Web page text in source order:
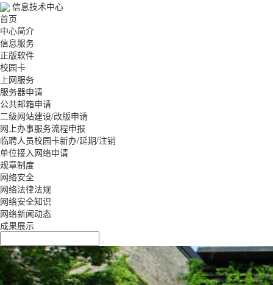
信息技术中心
首页
中心简介
信息服务
正版软件
校园卡
上网服务
服务器申请
公共邮箱申请
二级网站建设/改版申请
网上办事服务流程申报
临聘人员校园卡新办/延期/注销
单位接入网络申请
规章制度
网络安全
网络法律法规
网络安全知识
网络新闻动态
成果展示